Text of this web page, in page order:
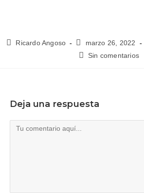
Ricardo Angoso marzo 26, 2022
Sin comentarios
Deja una respuesta